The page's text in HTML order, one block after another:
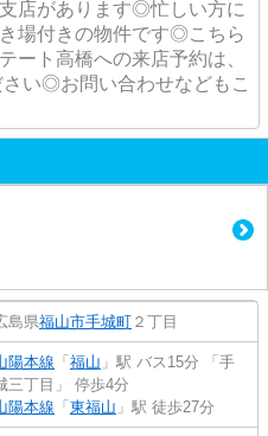
店があります◎忙しい方に
場付きの物件です◎こちら
ト高橋への来店予約は、
い◎お問い合わせなどもこ
島県福山市手城町 ２丁目
陽本線 「 福山 」駅 バス15分 「手
三丁目」 停歩4分
陽本線 「 東福山 」駅 徒歩27分